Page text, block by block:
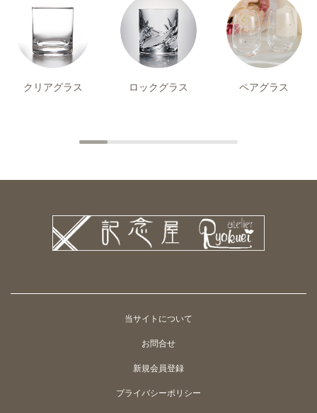
クリアグラス ロックグラス ペアグラス
当サイトについて
お問合せ
新規会員登録
プライバシーポリシー